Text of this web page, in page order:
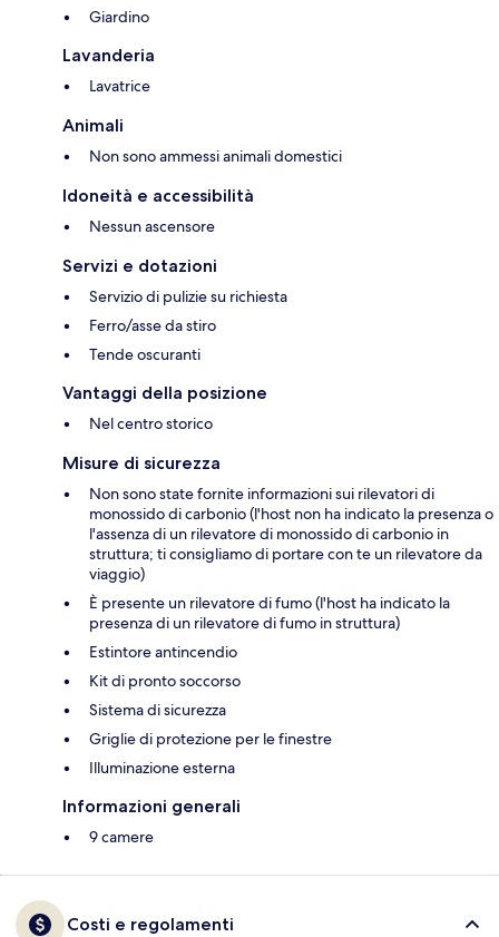
Giardino
Lavanderia
Lavatrice
Animali
Non sono ammessi animali domestici
Idoneità e accessibilità
Nessun ascensore
Servizi e dotazioni
Servizio di pulizie su richiesta
Ferro/asse da stiro
Tende oscuranti
Vantaggi della posizione
Nel centro storico
Misure di sicurezza
Non sono state fornite informazioni sui rilevatori di
monossido di carbonio (l'host non ha indicato la presenza o
l'assenza di un rilevatore di monossido di carbonio in
struttura; ti consigliamo di portare con te un rilevatore da
viaggio)
È presente un rilevatore di fumo (l'host ha indicato la
presenza di un rilevatore di fumo in struttura)
Estintore antincendio
Kit di pronto soccorso
Sistema di sicurezza
Griglie di protezione per le finestre
Illuminazione esterna
Informazioni generali
9 camere
Costi e regolamenti